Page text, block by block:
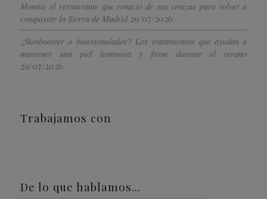
Montia, el restaurante que renació de sus cenizas para volver a
conquistar la Sierra de Madrid 29/07/2026
¿Skinbooster o bioestimulador? Los tratamientos que ayudan a
mantener una piel luminosa y firme durante el verano
29/07/2026
Trabajamos con
De lo que hablamos…